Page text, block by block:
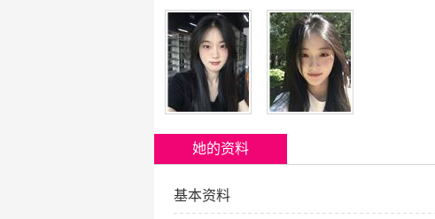
她的资料
基本资料